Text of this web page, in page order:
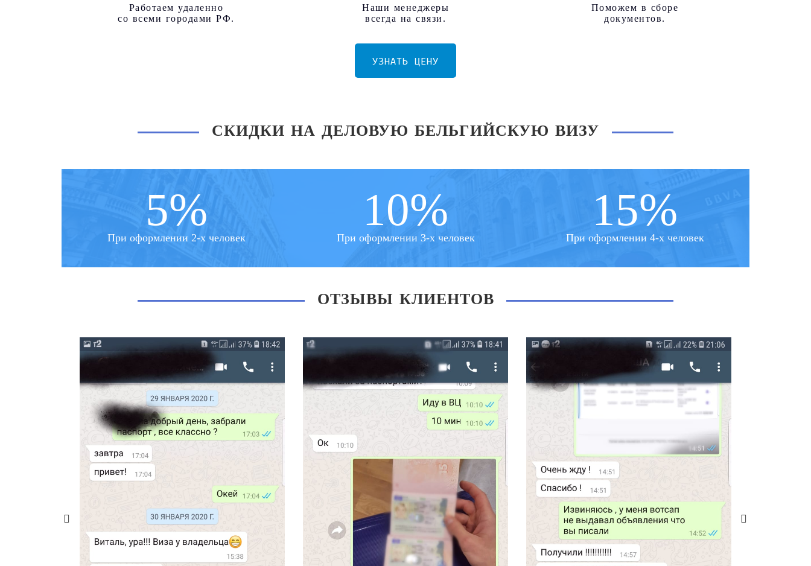
Работаем удаленно
со всеми городами РФ.
Наши менеджеры
всегда на связи.
Поможем в сборе
документов.
УЗНАТЬ ЦЕНУ
СКИДКИ НА ДЕЛОВУЮ БЕЛЬГИЙСКУЮ ВИЗУ
5%
При оформлении 2-х человек
10%
При оформлении 3-х человек
15%
При оформлении 4-х человек
ОТЗЫВЫ КЛИЕНТОВ